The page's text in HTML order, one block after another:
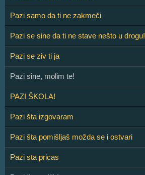
Pazi samo da ti ne zakmeči
Pazi se sine da ti ne stave nešto u drogu!
Pazi se ziv ti ja
Pazi sine, molim te!
PAZI ŠKOLA!
Pazi šta izgovaram
Pazi šta pomišljaš možda se i ostvari
Pazi sta pricas